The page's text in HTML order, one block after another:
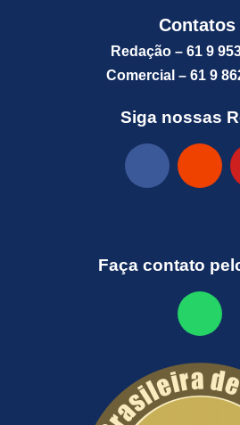
Contatos
Redação – 61 9
Comercial – 61 9
Siga nossas
Faça contato